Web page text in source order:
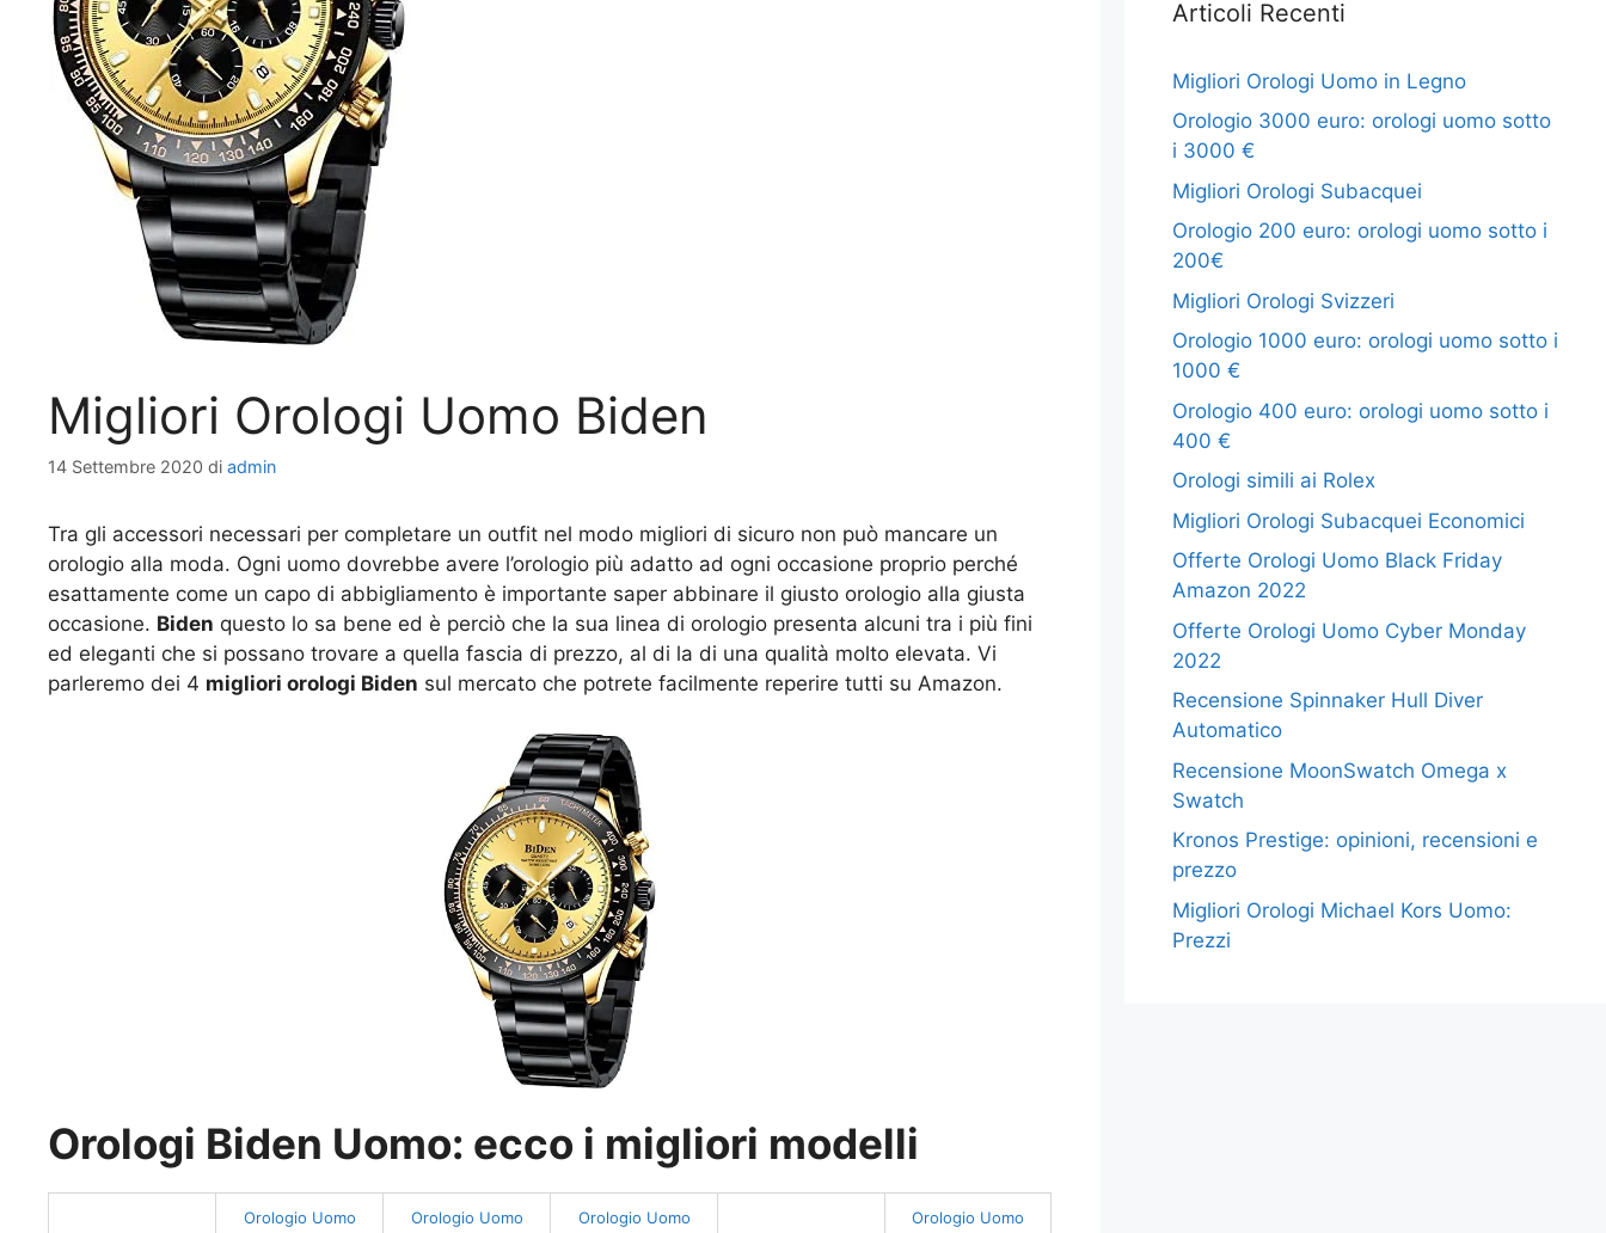
Migliori Orologi Uomo Biden
14 Settembre 2020 di admin
Tra gli accessori necessari per completare un outfit nel modo migliori di sicuro non può mancare un
orologio alla moda. Ogni uomo dovrebbe avere l’orologio più adatto ad ogni occasione proprio perché
esattamente come un capo di abbigliamento è importante saper abbinare il giusto orologio alla giusta
occasione. Biden questo lo sa bene ed è perciò che la sua linea di orologio presenta alcuni tra i più fini
ed eleganti che si possano trovare a quella fascia di prezzo, al di la di una qualità molto elevata. Vi
parleremo dei 4 migliori orologi Biden sul mercato che potrete facilmente reperire tutti su Amazon.
Orologi Biden Uomo: ecco i migliori modelli
Orologio Uomo
Orologio Uomo
Orologio Uomo
Orologio Uomo
Articoli Recenti
Migliori Orologi Uomo in Legno
Orologio 3000 euro: orologi uomo sotto
i 3000 €
Migliori Orologi Subacquei
Orologio 200 euro: orologi uomo sotto i
200€
Migliori Orologi Svizzeri
Orologio 1000 euro: orologi uomo sotto i
1000 €
Orologio 400 euro: orologi uomo sotto i
400 €
Orologi simili ai Rolex
Migliori Orologi Subacquei Economici
Offerte Orologi Uomo Black Friday
Amazon 2022
Offerte Orologi Uomo Cyber Monday
2022
Recensione Spinnaker Hull Diver
Automatico
Recensione MoonSwatch Omega x
Swatch
Kronos Prestige: opinioni, recensioni e
prezzo
Migliori Orologi Michael Kors Uomo:
Prezzi